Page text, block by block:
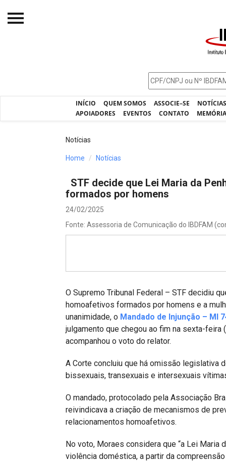
INÍCIO QUEM SOMOS ASSOCIE–SE
APOIADORES
EVENTOS CONTATO
Processos - IBDFAM
Projetos do IBDFAM
Alienação Parental
Notícias
Home Notícias
STF decide que Lei Maria da
formados por homens
24/02/2025
Fonte: Assessoria de Comunicação do IBDFAM
O Supremo Tribunal Federal – STF decidiu
homoafetivos formados por homens e a
unanimidade, o Mandado de Injunção – MI
julgamento que chegou ao fim na sexta-
acompanhou o voto do relator.
A Corte concluiu que há omissão legislativa
bissexuais, transexuais e intersexuais
O mandado, protocolado pela Associação
reivindicava a criação de mecanismos de
relacionamentos homoafetivos.
No voto, Moraes considera que “a Lei Maria
violência doméstica, a partir da